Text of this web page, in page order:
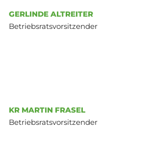
GERLINDE ALTREITER
Betriebsratsvorsitzender
KR MARTIN FRASEL
Betriebsratsvorsitzender